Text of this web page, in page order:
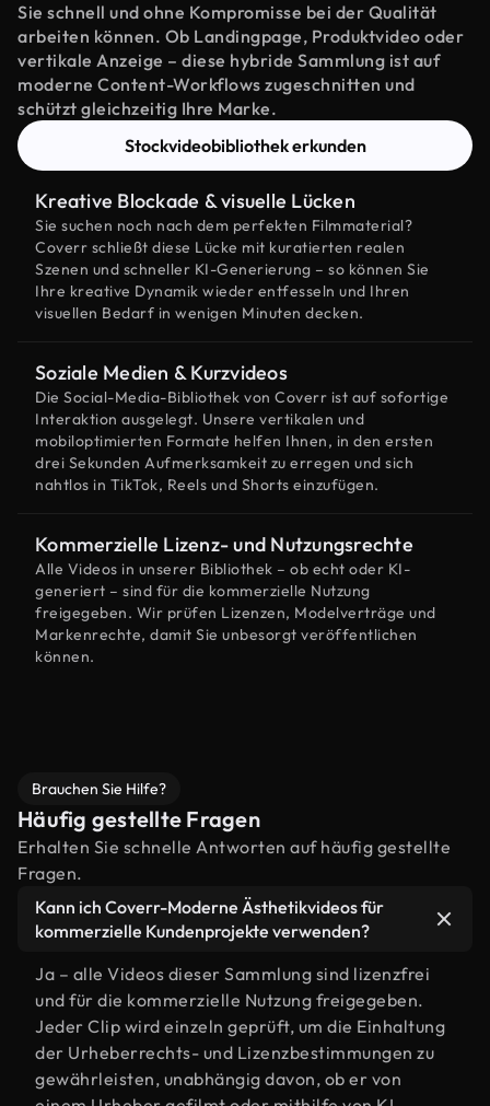
Sie schnell und ohne Kompromisse bei der Qualität
arbeiten können. Ob Landingpage, Produktvideo oder
vertikale Anzeige – diese hybride Sammlung ist auf
moderne Content-Workflows zugeschnitten und
schützt gleichzeitig Ihre Marke.
Stockvideobibliothek erkunden
Kreative Blockade & visuelle Lücken
Sie suchen noch nach dem perfekten Filmmaterial?
Coverr schließt diese Lücke mit kuratierten realen
Szenen und schneller KI-Generierung – so können Sie
Ihre kreative Dynamik wieder entfesseln und Ihren
visuellen Bedarf in wenigen Minuten decken.
Soziale Medien & Kurzvideos
Die Social-Media-Bibliothek von Coverr ist auf sofortige
Interaktion ausgelegt. Unsere vertikalen und
mobiloptimierten Formate helfen Ihnen, in den ersten
drei Sekunden Aufmerksamkeit zu erregen und sich
nahtlos in TikTok, Reels und Shorts einzufügen.
Kommerzielle Lizenz- und Nutzungsrechte
Alle Videos in unserer Bibliothek – ob echt oder KI-
generiert – sind für die kommerzielle Nutzung
freigegeben. Wir prüfen Lizenzen, Modelverträge und
Markenrechte, damit Sie unbesorgt veröffentlichen
können.
Brauchen Sie Hilfe?
Häufig gestellte Fragen
Erhalten Sie schnelle Antworten auf häufig gestellte
Fragen.
Kann ich Coverr-Moderne Ästhetikvideos für
kommerzielle Kundenprojekte verwenden?
Ja – alle Videos dieser Sammlung sind lizenzfrei
und für die kommerzielle Nutzung freigegeben.
Jeder Clip wird einzeln geprüft, um die Einhaltung
der Urheberrechts- und Lizenzbestimmungen zu
gewährleisten, unabhängig davon, ob er von